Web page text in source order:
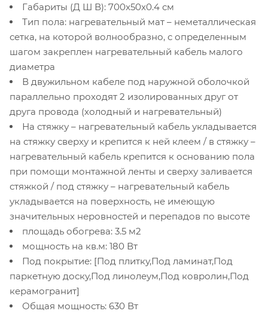
Габариты (Д Ш В): 700x50x0.4 см
Тип пола: нагревательный мат – неметаллическая
сетка, на которой волнообразно, с определенным
шагом закреплен нагревательный кабель малого
диаметра
В двужильном кабеле под наружной оболочкой
параллельно проходят 2 изолированных друг от
друга провода (холодный и нагревательный)
На стяжку – нагревательный кабель укладывается
на стяжку сверху и крепится к ней клеем / в стяжку –
нагревательный кабель крепится к основанию пола
при помощи монтажной ленты и сверху заливается
стяжкой / под стяжку – нагревательный кабель
укладывается на поверхность, не имеющую
значительных неровностей и перепадов по высоте
площадь обогрева: 3.5 м2
мощность на кв.м: 180 Вт
Под покрытие: [Под плитку,Под ламинат,Под
паркетную доску,Под линолеум,Под ковролин,Под
керамогранит]
Общая мощность: 630 Вт